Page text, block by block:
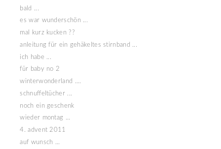
bald ...
es war wunderschön ...
mal kurz kucken ??
anleitung für ein gehäkeltes stirnband ...
ich habe ...
für baby no 2
winterwonderland ....
schnuffeltücher ...
noch ein geschenk
wieder montag ...
4. advent 2011
auf wunsch ...